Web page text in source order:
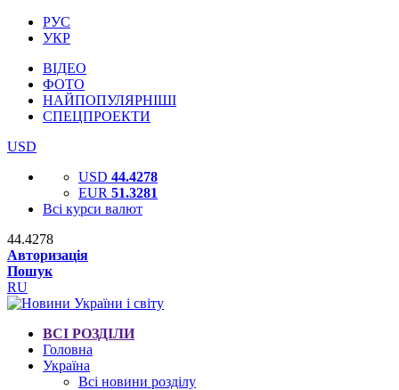
РУС
УКР
ВІДЕО
ФОТО
НАЙПОПУЛЯРНІШІ
СПЕЦПРОЕКТИ
USD
USD 44.4278
EUR 51.3281
Всі курси валют
44.4278
Авторизація
Пошук
RU
ВСІ РОЗДІЛИ
Головна
Україна
Всі новини розділу